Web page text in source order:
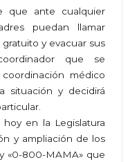
ante cualquier
puedan llamar
y evacuar sus
que se
médico
situación y decidirá
en la Legislatura
y ampliación de los
«0-800-MAMA» que